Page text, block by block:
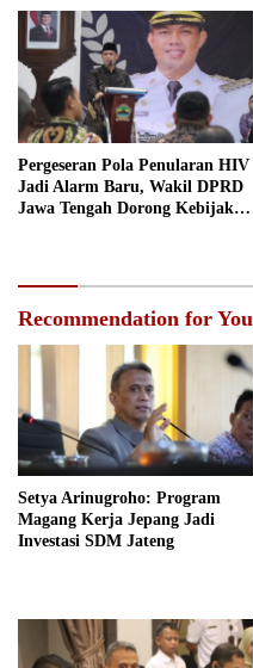
Pergeseran Pola Penularan HIV
Jadi Alarm Baru, Wakil DPRD
Jawa Tengah Dorong Kebijakan
Recommendation for You
Setya Arinugroho: Program
Magang Kerja Jepang Jadi
Investasi SDM Jateng